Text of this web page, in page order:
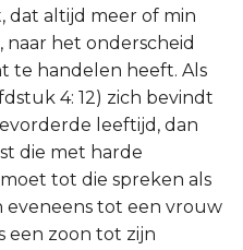
dat altijd meer of min
het onderscheid
te handelen heeft. Als
4: 12) zich bevindt
leeftijd, dan
die met harde
tot die spreken als
eveneens tot een vrouw
een zoon tot zijn